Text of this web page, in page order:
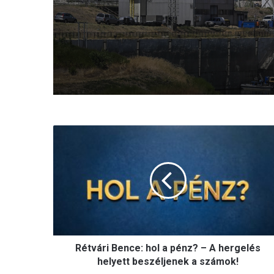
Salist továbbra is
jog védi
e
Rétvári Bence: hol a pénz? – A hergelés
helyett beszéljenek a számok!